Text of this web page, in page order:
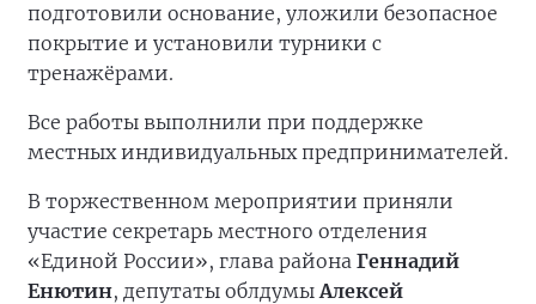
подготовили основание, уложили безопасное
покрытие и установили турники с
тренажёрами.
Все работы выполнили при поддержке
местных индивидуальных предпринимателей.
В торжественном мероприятии приняли
участие секретарь местного отделения
«Единой России», глава района Геннадий
Енютин, депутаты облдумыАлексей